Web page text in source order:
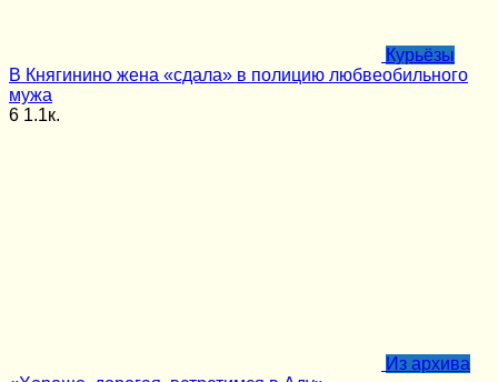
Курьёзы
В Княгинино жена «сдала» в полицию любвеобильного
мужа
6 1.1к.
Из архива